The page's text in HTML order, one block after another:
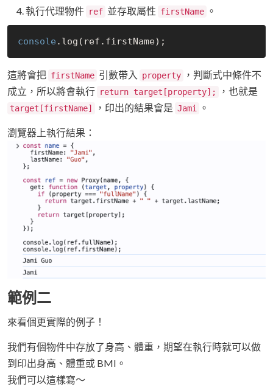
執行代理物件 ref 並存取屬性 firstName 。
console
這將會把 firstName 引數帶入 property
，判斷式中條件不
成立，所以將會執行 return target[property]; ，也就是
target[firstName] ，印出的結果會是 Jami 。
瀏覽器上執行結果：
範例二
來看個更實際的例子！
我們有個物件中存放了身高、體重，期望在執行時就可以做
到印出身高、體重或 BMI。
我們可以這樣寫～